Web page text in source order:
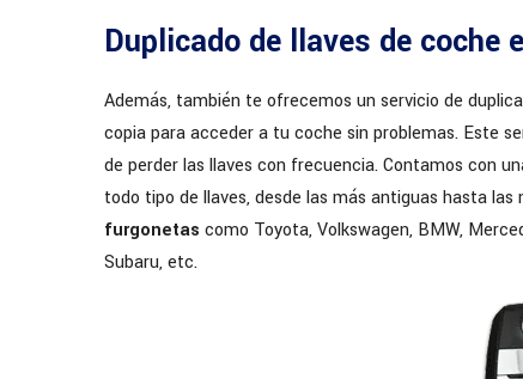
Duplicado de llaves de coche
Además, también te ofrecemos un servicio de
copia para acceder a tu coche sin problemas. Este
de perder las llaves con frecuencia. Contamos con
todo tipo de llaves, desde las más antiguas hasta
furgonetas como Toyota, Volkswagen, BMW,
Subaru, etc.